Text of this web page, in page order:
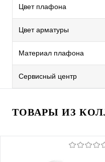
Цвет плафона
Цвет арматуры
Материал плафона
Сервисный центр
ТОВАРЫ ИЗ